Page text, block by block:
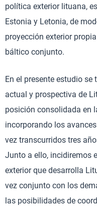
política exterior lituana,
Estonia y Letonia, de
proyección exterior
báltico conjunto.
En el presente estudio
actual y prospectiva de
posición consolidada en
incorporando los
vez transcurridos tres
Junto a ello, incidiremos
exterior que desarrolla
vez conjunto con los
las posibilidades de